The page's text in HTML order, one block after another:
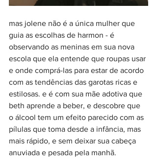
mas jolene não é a única mulher que
guia as escolhas de harmon - é
observando as meninas em sua nova
escola que ela entende que roupas usar
e onde comprá-las para estar de acordo
com as tendências das garotas ricas e
estilosas. e é com sua mãe adotiva que
beth aprende a beber, e descobre que
o álcool tem um efeito parecido com as
pílulas que toma desde a infância, mas
mais rápido, e sem deixar sua cabeça
anuviada e pesada pela manhã.